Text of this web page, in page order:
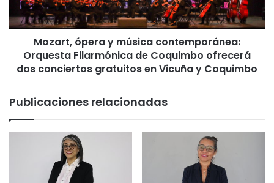
de
Coquimbo
ofrecerá
conciertos
Vicuña
y
Coquimbo
Mozart, ópera y música contemporánea:
Orquesta Filarmónica de Coquimbo ofrecerá
dos conciertos gratuitos en Vicuña y Coquimbo
Publicaciones relacionadas